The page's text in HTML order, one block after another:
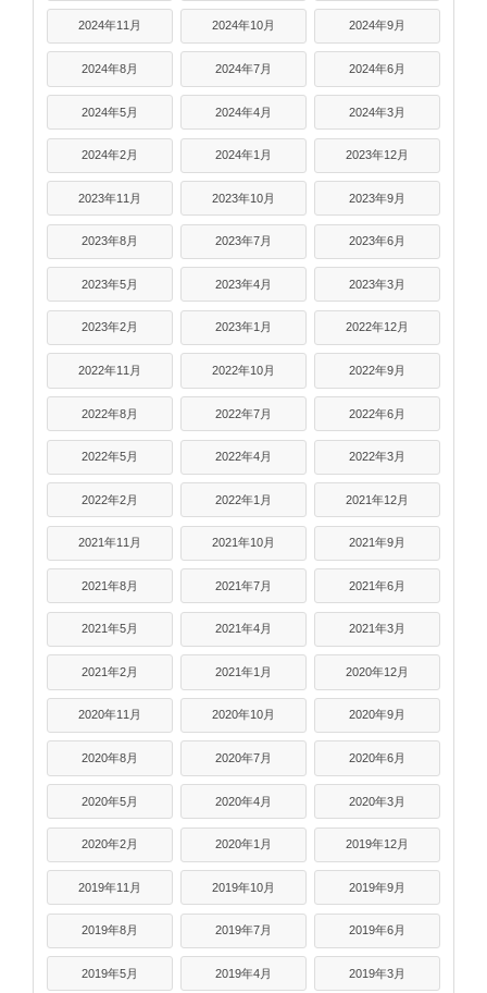
2024年11月 2024年10月 2024年9月
2024年8月 2024年7月 2024年6月
2024年5月 2024年4月 2024年3月
2024年2月 2024年1月 2023年12月
2023年11月 2023年10月 2023年9月
2023年8月 2023年7月 2023年6月
2023年5月 2023年4月 2023年3月
2023年2月 2023年1月 2022年12月
2022年11月 2022年10月 2022年9月
2022年8月 2022年7月 2022年6月
2022年5月 2022年4月 2022年3月
2022年2月 2022年1月 2021年12月
2021年11月 2021年10月 2021年9月
2021年8月 2021年7月 2021年6月
2021年5月 2021年4月 2021年3月
2021年2月 2021年1月 2020年12月
2020年11月 2020年10月 2020年9月
2020年8月 2020年7月 2020年6月
2020年5月 2020年4月 2020年3月
2020年2月 2020年1月 2019年12月
2019年11月 2019年10月 2019年9月
2019年8月 2019年7月 2019年6月
2019年5月 2019年4月 2019年3月